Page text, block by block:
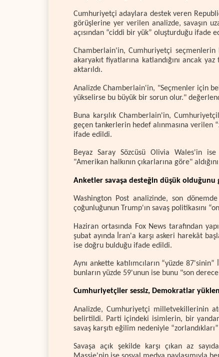
Cumhuriyetçi adaylara destek veren
görüşlerine yer verilen analizde, savaşın
açısından “ciddi bir yük” oluşturduğu ifade
Chamberlain'in, Cumhuriyetçi
akaryakıt fiyatlarına katlandığını ancak
aktarıldı.
Analizde Chamberlain'in, "Seçmenler için
yükselirse bu büyük bir sorun olur."
Buna karşılık Chamberlain'in,
geçen tankerlerin hedef alınmasına verilen
ifade edildi.
Beyaz Saray Sözcüsü Olivia Wales'in
"Amerikan halkının çıkarlarına göre"
Anketler savaşa desteğin düşük olduğunu
Washington Post analizinde, son
çoğunluğunun Trump'ın savaş politikasını
Haziran ortasında Fox News tarafından
şubat ayında İran'a karşı askeri harekât
ise doğru bulduğu ifade edildi.
Aynı ankette katılımcıların “yüzde
bunların yüzde 59'unun ise bunu "son
Cumhuriyetçiler sessiz, Demokratlar
Analizde, Cumhuriyetçi milletvekillerinin
belirtildi. Parti içindeki isimlerin, bir
savaş karşıtı eğilim nedeniyle
Savaşa açık şekilde karşı çıkan az